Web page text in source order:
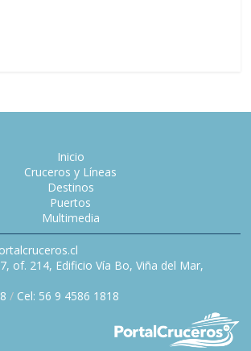
Inicio
Cruceros y Líneas
Destinos
Puertos
Multimedia
of. 214, Edificio Vía Bo, Viña del Mar,
/ Cel: 56 9 4586 1818